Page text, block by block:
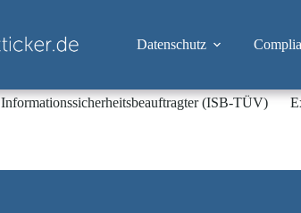
Datenschutz
(ISB-TÜV)